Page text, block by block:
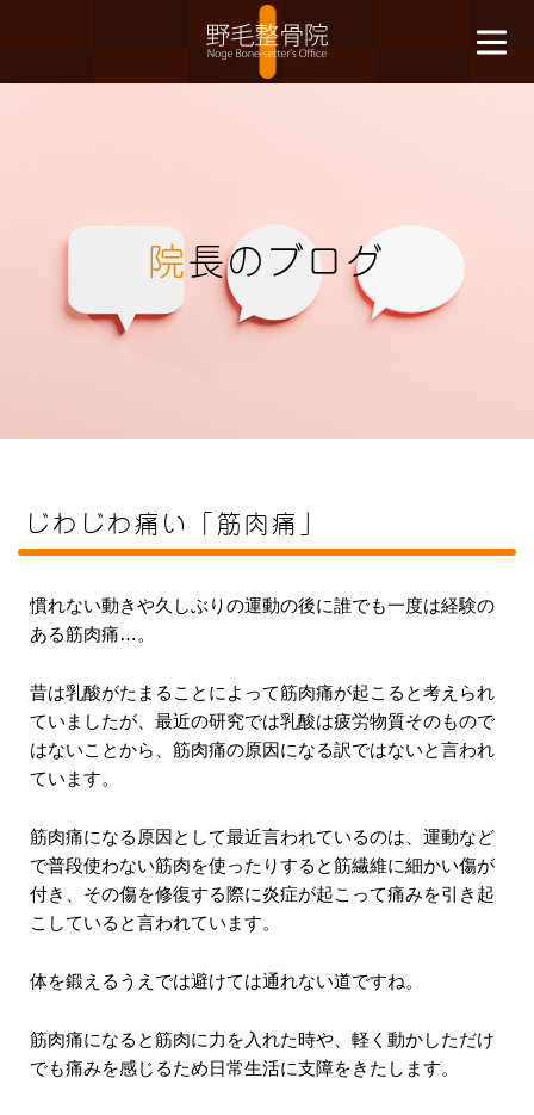
院長のブログ
じわじわ痛い「筋肉痛」
慣れない動きや久しぶりの運動の後に誰でも一度は経験の
ある筋肉痛…。
昔は乳酸がたまることによって筋肉痛が起こると考えられ
ていましたが、最近の研究では乳酸は疲労物質そのもので
はないことから、筋肉痛の原因になる訳ではないと言われ
ています。
筋肉痛になる原因として最近言われているのは、運動など
で普段使わない筋肉を使ったりすると筋繊維に細かい傷が
付き、その傷を修復する際に炎症が起こって痛みを引き起
こしていると言われています。
体を鍛えるうえでは避けては通れない道ですね。
筋肉痛になると筋肉に力を入れた時や、軽く動かしただけ
でも痛みを感じるため日常生活に支障をきたします。